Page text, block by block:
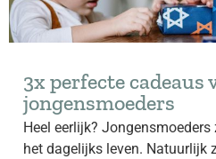
3x perfecte cadeaus
jongensmoeders
Heel eerlijk?
het dagelijks leven. Natuurlijk